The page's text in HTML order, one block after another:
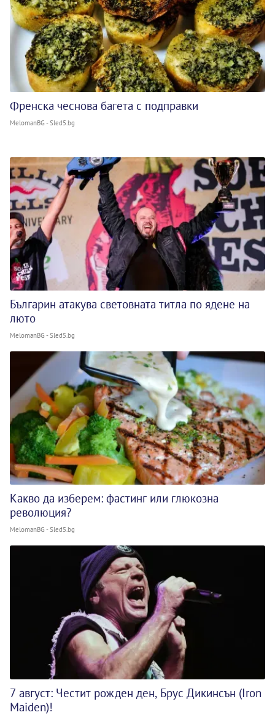
Френска чеснова багета с подправки
MelomanBG - Sled5.bg
Българин атакува световната титла по ядене на
люто
MelomanBG - Sled5.bg
Какво да изберем: фастинг или глюкозна
революция?
MelomanBG - Sled5.bg
7 август: Честит рожден ден, Брус Дикинсън (Iron
Maiden)!